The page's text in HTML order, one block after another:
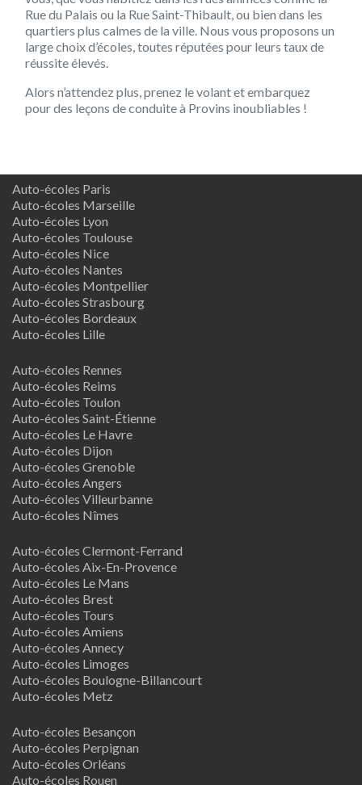
Rue du Palais ou la Rue Saint-Thibault, ou bien dans les
quartiers plus calmes de la ville. Nous vous proposons un
large choix d’écoles, toutes réputées pour leurs taux de
réussite élevés.
Alors n’attendez plus, prenez le volant et embarquez
pour des leçons de conduite à Provins inoubliables !
Auto-écoles Paris
Auto-écoles Marseille
Auto-écoles Lyon
Auto-écoles Toulouse
Auto-écoles Nice
Auto-écoles Nantes
Auto-écoles Montpellier
Auto-écoles Strasbourg
Auto-écoles Bordeaux
Auto-écoles Lille
Auto-écoles Rennes
Auto-écoles Reims
Auto-écoles Toulon
Auto-écoles Saint-Étienne
Auto-écoles Le Havre
Auto-écoles Dijon
Auto-écoles Grenoble
Auto-écoles Angers
Auto-écoles Villeurbanne
Auto-écoles Nîmes
Auto-écoles Clermont-Ferrand
Auto-écoles Aix-En-Provence
Auto-écoles Le Mans
Auto-écoles Brest
Auto-écoles Tours
Auto-écoles Amiens
Auto-écoles Annecy
Auto-écoles Limoges
Auto-écoles Boulogne-Billancourt
Auto-écoles Metz
Auto-écoles Besançon
Auto-écoles Perpignan
Auto-écoles Orléans
Auto-écoles Rouen